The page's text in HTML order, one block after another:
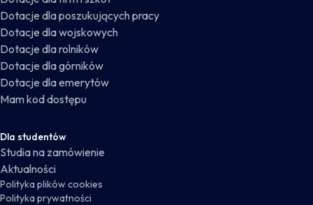
Dotacje dla poszukujących pracy
Dotacje dla wojskowych
Dotacje dla rolników
Dotacje dla górników
Dotacje dla emerytów
Mam kod dostępu
Dla studentów
Studia na zamówienie
Aktualności
Polityka plików cookies
Polityka prywatności